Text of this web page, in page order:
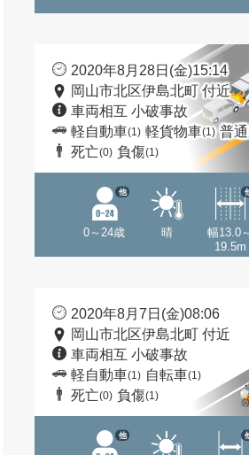
2020年8月28日(金)15:14
岡山市北区伊島北町 付近
車両相互 小破事故
軽自動車(1) 軽貨物車(1) 普
死亡(0) 負傷(1)
0～24歳
他
晴
幅13.0～
19.5m
2020年8月7日(金)08:06
岡山市北区伊島北町 付近
車両相互 小破事故
軽自動車(1) 自転車(1)
死亡(0) 負傷(1)
他